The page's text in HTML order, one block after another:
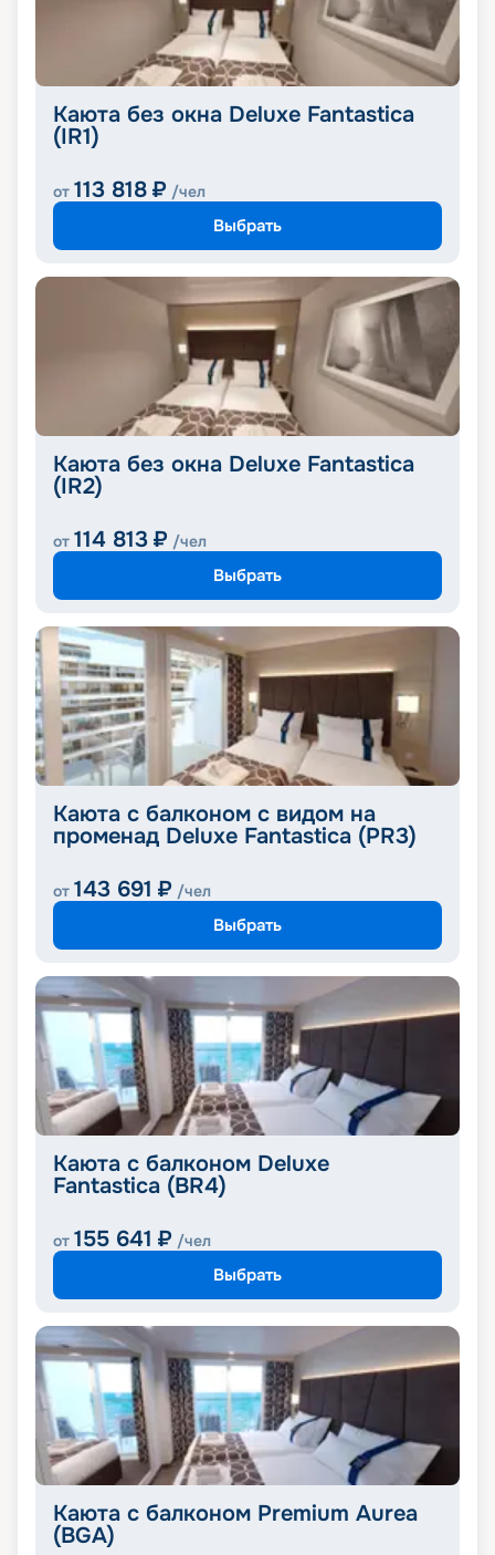
Каюта без окна Deluxe Fantastica
(IR1)
от 113 818 ₽ /чел
Выбрать
Каюта без окна Deluxe Fantastica
(IR2)
от 114 813 ₽ /чел
Выбрать
Каюта с балконом с видом на
променад Deluxe Fantastica (PR3)
от 143 691 ₽ /чел
Выбрать
Каюта с балконом Deluxe
Fantastica (BR4)
от 155 641 ₽ /чел
Выбрать
Каюта с балконом Premium Aurea
(BGA)